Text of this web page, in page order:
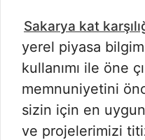
Sakarya kat
yerel piyasa
kullanımı ile öne
memnuniyetini
sizin için en
ve projelerimizi